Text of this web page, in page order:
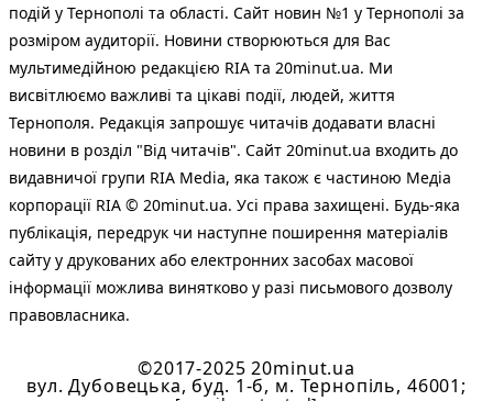
подій у Тернополі та області. Сайт новин №1 у Тернополі за
розміром аудиторії. Новини створюються для Вас
мультимедійною редакцією RIA та 20minut.ua. Ми
висвітлюємо важливі та цікаві події, людей, життя
Тернополя. Редакція запрошує читачів додавати власні
новини в розділ "Від читачів". Сайт 20minut.ua входить до
видавничої групи RIA Media, яка також є частиною Медіа
корпорації RIA © 20minut.ua. Усі права захищені. Будь-яка
публiкацiя, передрук чи наступне поширення матеріалів
сайту у друкованих або електронних засобах масової
інформації можлива винятково у разі письмового дозволу
правовласника.
©2017-2025 20minut.ua
вул. Дубовецька, буд. 1-б, м. Тернопіль, 46001;